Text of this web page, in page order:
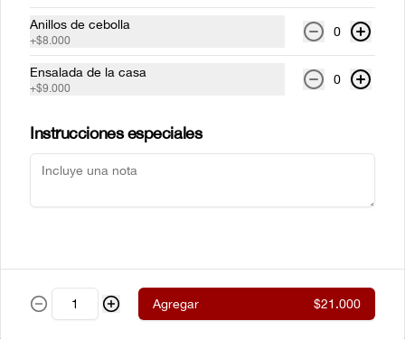
$61.500
New York steak Certified
Beef ® al estilo neoyorkino, acompañado
de nuestros acompañamientos y
Anillos de cebolla
+$8.000
0
Ensalada de la casa
+$9.000
0
Instrucciones especiales
Agregar $21.000